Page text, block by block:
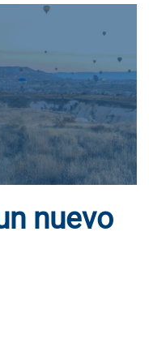
nuevo